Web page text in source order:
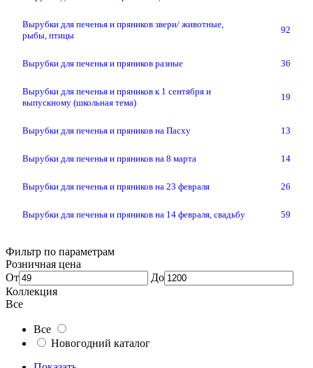
Вырубки для печенья и пряников звери/ животные,
рыбы, птицы
92
Вырубки для печенья и пряников разные 36
Вырубки для печенья и пряников к 1 сентября и
выпускному (школьная тема)
19
Вырубки для печенья и пряников на Пасху 13
Вырубки для печенья и пряников на 8 марта 14
Вырубки для печенья и пряников на 23 февраля 26
Вырубки для печенья и пряников на 14 февраля, свадьбу 59
Фильтр по параметрам
Розничная цена
От
До
Коллекция
Все
Все
Новогодний каталог